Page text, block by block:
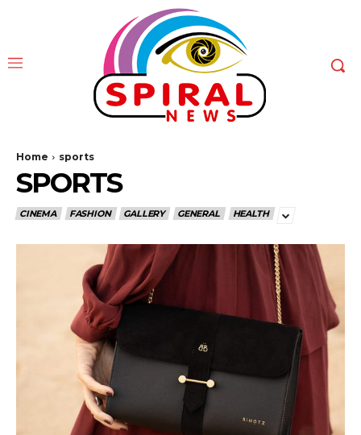
Home sports
SPORTS
CINEMA FASHION GALLERY GENERAL HEALTH